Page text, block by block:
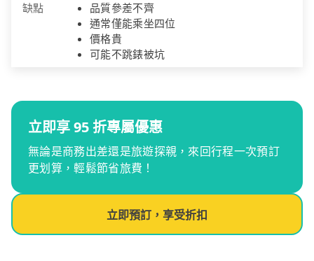
缺點
品質參差不齊
通常僅能乘坐四位
價格貴
可能不跳錶被坑
立即享 95 折專屬優惠
無論是商務出差還是旅遊探親，來回行程一次預訂
更划算，輕鬆節省旅費！
立即預訂，享受折扣